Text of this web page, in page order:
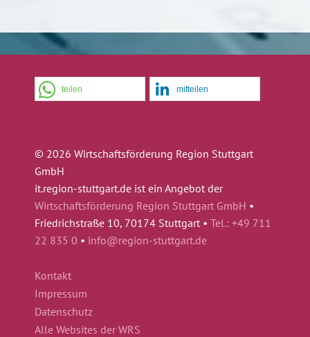
teilen mitteilen
© 2026 Wirtschaftsförderung Region Stuttgart
GmbH
it.region-stuttgart.de ist ein Angebot der
Wirtschaftsförderung Region Stuttgart GmbH •
Friedrichstraße 10, 70174 Stuttgart • Tel.: +49 711
22 835 0 • info@region-stuttgart.de
Kontakt
Impressum
Datenschutz
Alle Websites der WRS